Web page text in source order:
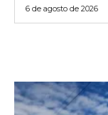
6 de agosto de 2026